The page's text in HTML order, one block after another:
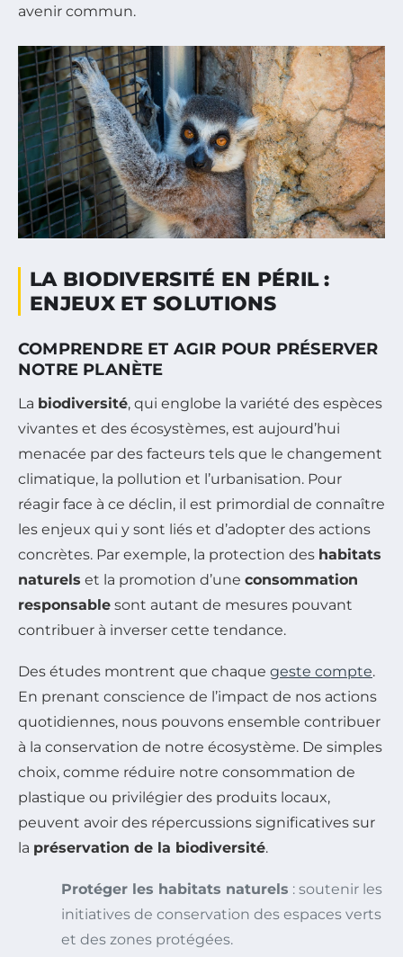
avenir commun.
LA BIODIVERSITÉ EN PÉRIL :
ENJEUX ET SOLUTIONS
COMPRENDRE ET AGIR POUR PRÉSERVER
NOTRE PLANÈTE
La biodiversité, qui englobe la variété des espèces
vivantes et des écosystèmes, est aujourd’hui
menacée par des facteurs tels que le changement
climatique, la pollution et l’urbanisation. Pour
réagir face à ce déclin, il est primordial de connaître
les enjeux qui y sont liés et d’adopter des actions
concrètes. Par exemple, la protection des habitats
naturels et la promotion d’une consommation
responsable sont autant de mesures pouvant
contribuer à inverser cette tendance.
Des études montrent que chaque geste compte.
En prenant conscience de l’impact de nos actions
quotidiennes, nous pouvons ensemble contribuer
à la conservation de notre écosystème. De simples
choix, comme réduire notre consommation de
plastique ou privilégier des produits locaux,
peuvent avoir des répercussions significatives sur
la préservation de la biodiversité.
Protéger les habitats naturels : soutenir les
initiatives de conservation des espaces verts
et des zones protégées.